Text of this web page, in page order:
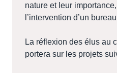
nature et leur
l’intervention d’un
La réflexion des élus au
portera sur les projets